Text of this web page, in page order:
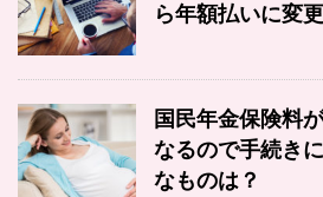
ら年額払いに変
国民年金保険料
なるので手続き
なものは？